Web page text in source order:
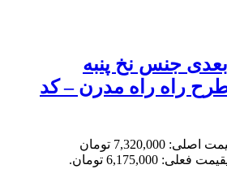
جنس نخ پنبه
راه راه مدرن – کد
قیمت اصلی: 7,320,000 تومان
قیمت فعلی: 6,175,000 تومان.